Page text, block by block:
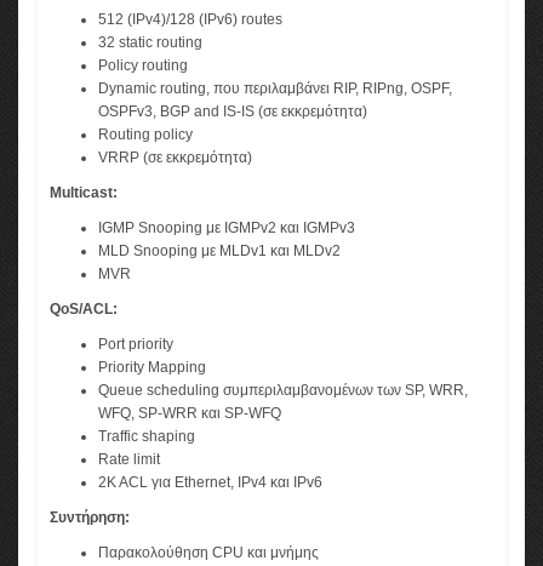
512 (IPv4)/128 (IPv6) routes
32 static routing
Policy routing
Dynamic routing, που περιλαμβάνει RIP, RIPng, OSPF,
OSPFv3, BGP and IS-IS (σε εκκρεμότητα)
Routing policy
VRRP (σε εκκρεμότητα)
Multicast:
IGMP Snooping με IGMPv2 και IGMPv3
MLD Snooping με MLDv1 και MLDv2
MVR
QoS/ACL:
Port priority
Priority Mapping
Queue scheduling συμπεριλαμβανομένων των SP, WRR,
WFQ, SP-WRR και SP-WFQ
Traffic shaping
Rate limit
2K ACL για Ethernet, IPv4 και IPv6
Συντήρηση:
Παρακολούθηση CPU και μνήμης